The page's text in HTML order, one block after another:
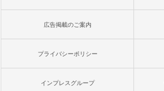
広告掲載のご案内
プライバシーポリシー
インプレスグループ